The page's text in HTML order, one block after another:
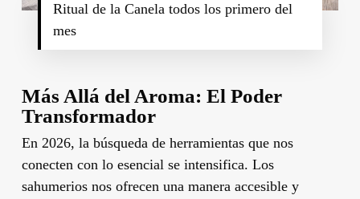
Ritual de la Canela todos los primero del
mes
Más Allá del Aroma: El Poder
Transformador
En 2026, la búsqueda de herramientas que nos
conecten con lo esencial se intensifica. Los
sahumerios nos ofrecen una manera accesible y